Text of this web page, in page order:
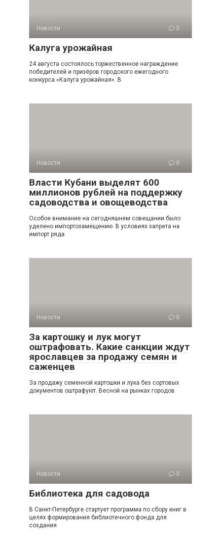
Новости 0
Калуга урожайная
24 августа состоялось торжественное награждение
победителей и призёров городского ежегодного
конкурса «Калуга урожайная». В
Новости 0
Власти Кубани выделят 600
миллионов рублей на поддержку
садоводства и овощеводства
Особое внимание на сегодняшнем совещании было
уделено импортозамещению. В условиях запрета на
импорт ряда
Новости 0
За картошку и лук могут
оштрафовать. Какие санкции ждут
ярославцев за продажу семян и
саженцев
За продажу семенной картошки и лука без сортовых
документов оштрафуют. Весной на рынках городов
Новости 0
Библиотека для садовода
В Санкт-Петербурге стартует программа по сбору книг в
целях формирования библиотечного фонда для
создания